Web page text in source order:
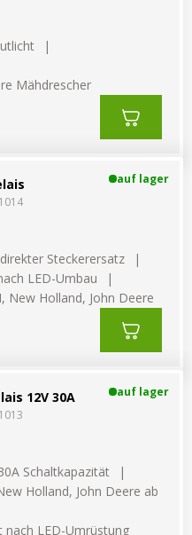
Mähdrescher
auf lager
Steckerersatz
LED-Umbau
New Holland, John Deere
12V 30A auf lager
Schaltkapazität
Holland, John Deere ab
nach LED-Umrüstung